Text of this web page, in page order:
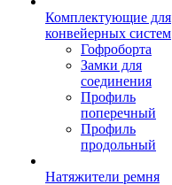
Комплектующие для
конвейерных систем
Гофроборта
Замки для
соединения
Профиль
поперечный
Профиль
продольный
Натяжители ремня